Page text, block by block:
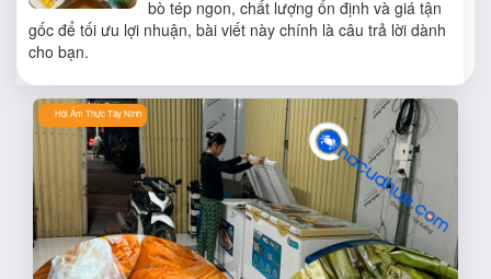
bò tép ngon, chất lượng ổn định và giá tận
gốc để tối ưu lợi nhuận, bài viết này chính là câu trả lời dành
cho bạn.
Hội Ẩm Thực Tây Ninh